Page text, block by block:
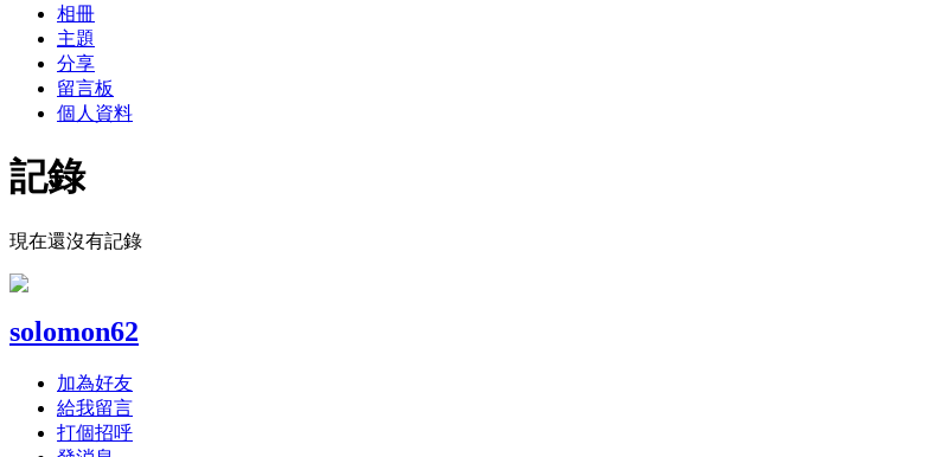
相冊
主題
分享
留言板
個人資料
記錄
現在還沒有記錄
solomon62
加為好友
給我留言
打個招呼